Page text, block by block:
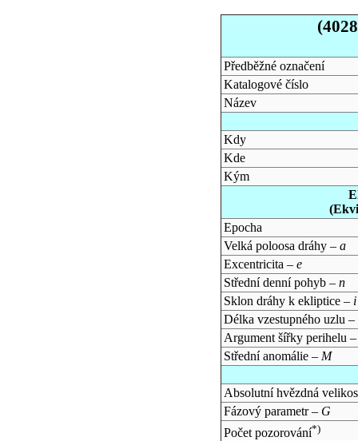
Předběžné označení
Katalogové číslo
Název
Kdy
Kde
Kým
Epocha
Velká poloosa dráhy – a
Excentricita – e
Střední denní pohyb – n
Sklon dráhy k ekliptice – i
Délka vzestupného uzlu –
Argument šířky perihelu
Střední anomálie – M
Absolutní hvězdná
Fázový parametr – G
Počet pozorování*)